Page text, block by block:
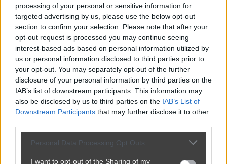
processing of your personal or sensitive information for
targeted advertising by us, please use the below opt-out
section to confirm your selection. Please note that after your
opt-out request is processed you may continue seeing
interest-based ads based on personal information utilized by
us or personal information disclosed to third parties prior to
your opt-out. You may separately opt-out of the further
disclosure of your personal information by third parties on the
IAB’s list of downstream participants. This information may
also be disclosed by us to third parties on the IAB’s List of
Downstream Participants that may further disclose it to other
Personal Data Processing Opt Outs
I want to opt-out of the Sharing of my
Udostępnij
Tak i co?